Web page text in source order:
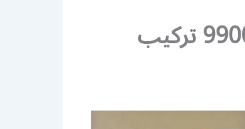
سلوى فني ستلايت سلوى 99009693 تركيب